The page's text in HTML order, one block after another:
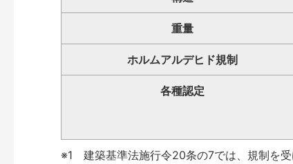
重量
ホルムアルデヒド規制
各種認定
※1 建築基準法施行令20条の7では、規制を